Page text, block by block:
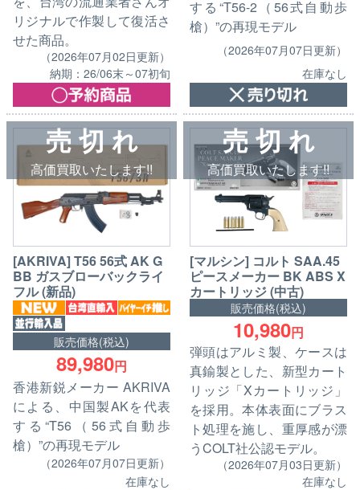
リジナルで作製して復活さ
せた商品。
（2026年07月02日更新）
納期：26/06末～07初旬
する“T56-2（56式自動歩
槍）”の再現モデル
（2026年07月07日更新）
在庫なし
売 切 れ
高価買取いたします!!
[AKRIVA] T56 56式 AK G
BB ガスブローバックライ
フル (新品)
販売価格(税込)
89,980円
香港新鋭メーカー AKRIVA
による、中国製AKを代表
する“T56（56式自動歩
槍）”の再現モデル
（2026年07月07日更新）
在庫なし
売 切 れ
高価買取いたします!!
[マルシン] コルト SAA.45
ピースメーカー BK ABS X
カートリッジ (中古)
販売価格(税込)
10,980円
弾頭はアルミ製、ケースは
真鍮製とした、新型カート
リッジ「Xカートリッジ」
を採用。本体表面にブラス
ト処理を施し、重厚感が漂
うCOLT社公認モデル。
（2026年07月03日更新）
在庫なし